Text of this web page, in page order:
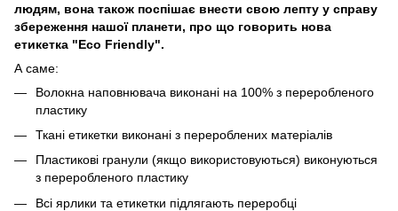
людям, вона також поспішає внести свою лепту у справу
збереження нашої планети, про що говорить нова
етикетка "Eco Friendly".
А саме:
Волокна наповнювача виконані на 100% з переробленого
пластику
Ткані етикетки виконані з перероблених матеріалів
Пластикові гранули (якщо використовуються) виконуються
з переробленого пластику
Всі ярлики та етикетки підлягають переробці